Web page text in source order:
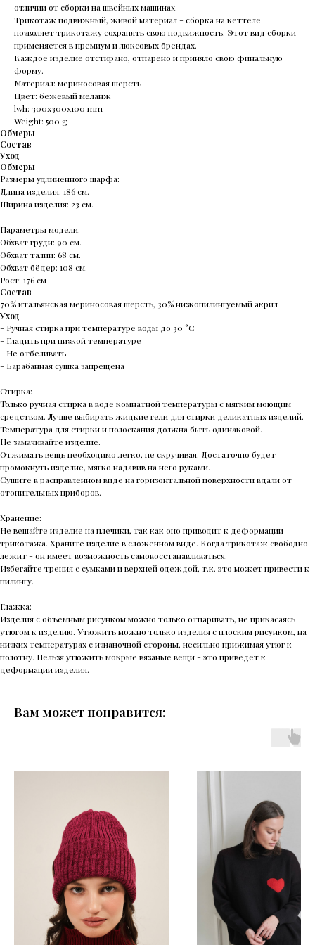
отличии от сборки на швейных машинах.
Трикотаж подвижный, живой материал - сборка на кеттеле
позволяет трикотажу сохранять свою подвижность. Этот вид сборки
применяется в премиум и люксовых брендах.
Каждое изделие отстирано, отпарено и приняло свою финальную
форму.
Материал: мериносовая шерсть
Цвет: бежевый меланж
lwh: 300x300x100 mm
Weight: 500 g
Обмеры
Состав
Уход
Обмеры
Размеры удлиненного шарфа:
Длина изделия: 186 см.
Ширина изделия: 23 см.
Параметры модели:
Обхват груди: 90 см.
Обхват талии: 68 см.
Обхват бёдер: 108 см.
Рост: 176 см
Состав
70% итальянская мериносовая шерсть, 30% низкопилингуемый акрил
Уход
- Ручная стирка при температуре воды до 30 °C
- Гладить при низкой температуре
- Не отбеливать
- Барабанная сушка запрещена
Стирка:
Только ручная стирка в воде комнатной температуры с мягким моющим
средством. Лучше выбирать жидкие гели для стирки деликатных изделий.
Температура для стирки и полоскания должна быть одинаковой.
Не замачивайте изделие.
Отжимать вещь необходимо легко, не скручивая. Достаточно будет
промокнуть изделие, мягко надавив на него руками.
Сушите в расправленном виде на горизонтальной поверхности вдали от
отопительных приборов.
Хранение:
Не вешайте изделие на плечики, так как оно приводит к деформации
трикотажа. Храните изделие в сложенном виде. Когда трикотаж свободно
лежит - он имеет возможность самовосстанавливаться.
Избегайте трения с сумками и верхней одеждой, т.к. это может привести к
пилингу.
Глажка:
Изделия с объемным рисунком можно только отпаривать, не прикасаясь
утюгом к изделию. Утюжить можно только изделия с плоским рисунком, на
низких температурах с изнаночной стороны, несильно прижимая утюг к
полотну. Нельзя утюжить мокрые вязаные вещи - это приведет к
деформации изделия.
Вам может понравится: